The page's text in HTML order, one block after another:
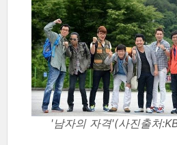
'남자의 자격'(사진출처